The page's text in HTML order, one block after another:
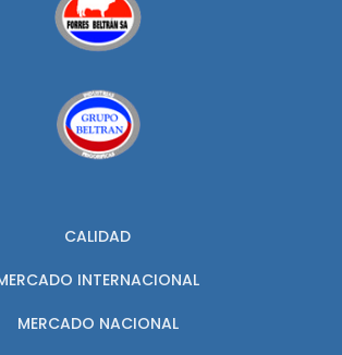
CALIDAD
INTERNACIONAL
MERCADO NACIONAL